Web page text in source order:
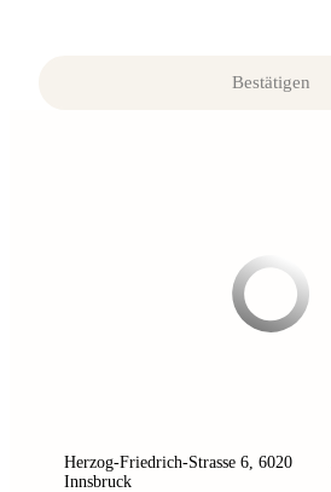
Bestätigen
Herzog-Friedrich-Strasse 6 6020
Innsbruck